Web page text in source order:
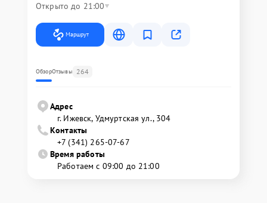
Открыто до 21:00
Маршрут
ОбзорОтзывы 264
Адрес
г. Ижевск, Удмуртская ул., 304
Контакты
+7 (341) 265-07-67
Время работы
Работаем с 09:00 до 21:00